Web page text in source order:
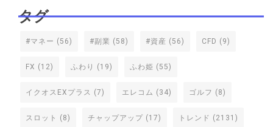
タグ
#マネー (56) #副業 (58) #資産 (56) CFD (9)
FX (12) ふわり (19) ふわ姫 (55)
イクオスEXプラス (7) エレコム (34) ゴルフ (8)
スロット (8) チャップアップ (17) トレンド (2131)